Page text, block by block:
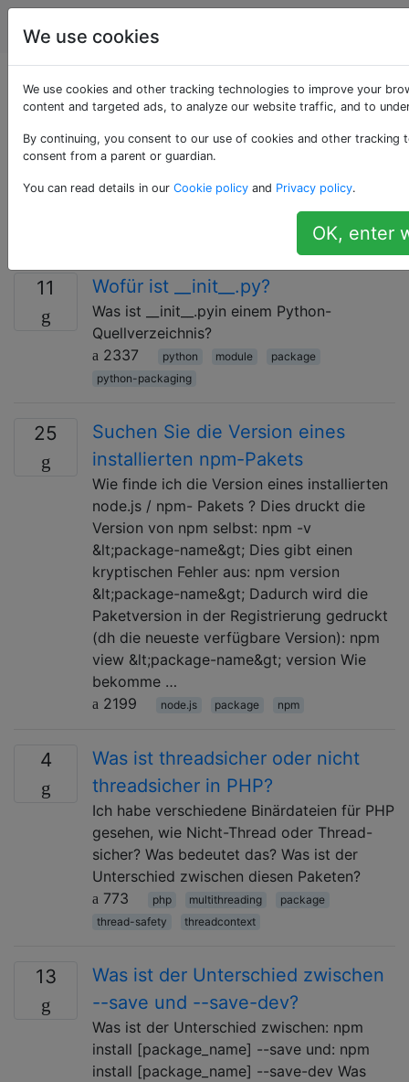
Programmierung
Als «package»
getaggte Fragen
Das Paket bezieht sich allgemein auf zwei Dinge: 1)
kompilierten Software oder 2) eine Partition des
11 Wofür ist __init__.py?
Was ist __init__.pyin einem Python-
Quellverzeichnis?
2337
python module
package
python-packaging
25
Suchen Sie die Version eines
installierten npm-Pakets
Wie finde ich die Version eines installierten
node.js / npm- Pakets ? Dies druckt die
Version von npm selbst: npm -v
&lt;package-name&gt; Dies gibt einen
kryptischen Fehler aus: npm version
&lt;package-name&gt; Dadurch wird die
Paketversion in der Registrierung gedruckt
(dh die neueste verfügbare Version): npm
view &lt;package-name&gt; version Wie
bekomme …
2199
node.js package npm
4
Was ist threadsicher oder nicht
threadsicher in PHP?
Ich habe verschiedene Binärdateien für PHP
gesehen, wie Nicht-Thread oder Thread-
sicher? Was bedeutet das? Was ist der
Unterschied zwischen diesen Paketen?
773
php multithreading
package
thread-safety
threadcontext
13
Was ist der Unterschied zwischen
--save und --save-dev?
Was ist der Unterschied zwischen: npm
install [package_name] --save und: npm
install [package_name] --save-dev Was
We use cookies
We use cookies and other tracking technologies to improve your
content and targeted ads, to analyze our website traffic, and to
By continuing, you consent to our use of cookies and other
consent from a parent or guardian.
You can read details in our Cookie policy and Privacy policy.
OK, enter